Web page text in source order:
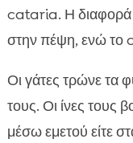
cataria. Η διαφορά
στην πέψη, ενώ το
Οι γάτες τρώνε τα
τους. Οι ίνες τους
μέσω εμετού είτε